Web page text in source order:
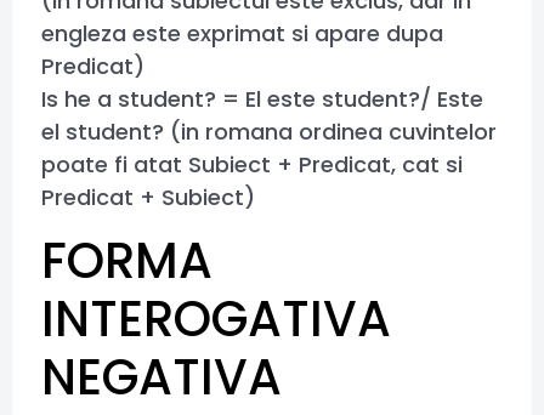
engleza este exprimat si apare dupa
Predicat)
Is he a student? = El este student?/ Este
el student? (in romana ordinea cuvintelor
poate fi atat Subiect + Predicat, cat si
Predicat + Subiect)
FORMA
INTEROGATIVA
NEGATIVA